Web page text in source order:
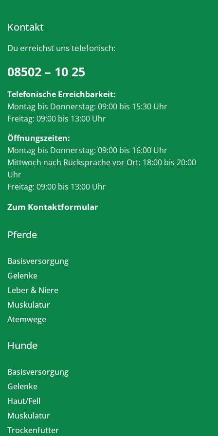
Kontakt
Du erreichst uns telefonisch:
08502 – 10 25
Telefonische Erreichbarkeit:
Montag bis Donnerstag: 09:00 bis 15:30 Uhr
Freitag: 09:00 bis 13:00 Uhr
Öffnungszeiten:
Montag bis Donnerstag: 09:00 bis 16:00 Uhr
Mittwoch nach Rücksprache vor Ort: 18:00 bis 20:00
Uhr
Freitag: 09:00 bis 13:00 Uhr
Zum Kontaktformular
Pferde
Basisversorgung
Gelenke
Leber & Niere
Muskulatur
Atemwege
Hunde
Basisversorgung
Gelenke
Haut/Fell
Muskulatur
Trockenfutter